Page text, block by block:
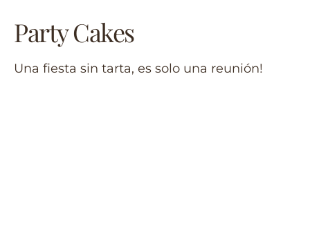
Party Cakes
Una fiesta sin tarta, es solo una reunión!